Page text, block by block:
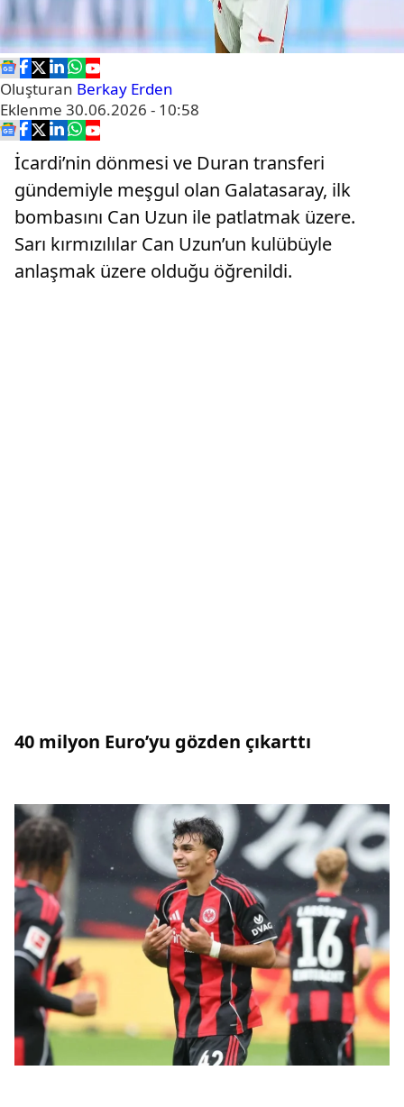
Oluşturan Berkay Erden
Eklenme 30.06.2026 - 10:58
İcardi’nin dönmesi ve Duran transferi
gündemiyle meşgul olan Galatasaray, ilk
bombasını Can Uzun ile patlatmak üzere.
Sarı kırmızılılar Can Uzun’un kulübüyle
anlaşmak üzere olduğu öğrenildi.
40 milyon Euro’yu gözden çıkarttı